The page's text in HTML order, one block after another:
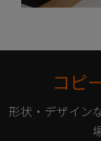
コピ
形状・デザイン